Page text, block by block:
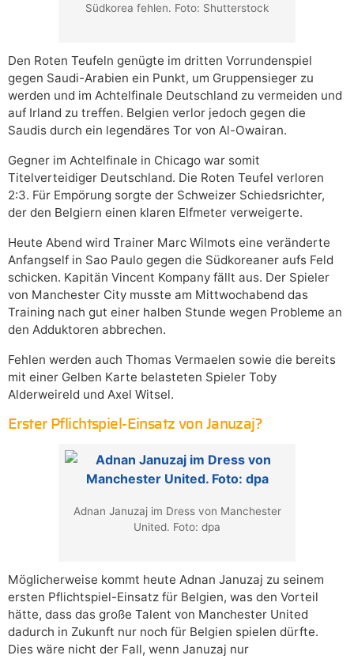
Südkorea fehlen. Foto: Shutterstock
Den Roten Teufeln genügte im dritten Vorrundenspiel
gegen Saudi-Arabien ein Punkt, um Gruppensieger zu
werden und im Achtelfinale Deutschland zu vermeiden und
auf Irland zu treffen. Belgien verlor jedoch gegen die
Saudis durch ein legendäres Tor von Al-Owairan.
Gegner im Achtelfinale in Chicago war somit
Titelverteidiger Deutschland. Die Roten Teufel verloren
2:3. Für Empörung sorgte der Schweizer Schiedsrichter,
der den Belgiern einen klaren Elfmeter verweigerte.
Heute Abend wird Trainer Marc Wilmots eine veränderte
Anfangself in Sao Paulo gegen die Südkoreaner aufs Feld
schicken. Kapitän Vincent Kompany fällt aus. Der Spieler
von Manchester City musste am Mittwochabend das
Training nach gut einer halben Stunde wegen Probleme an
den Adduktoren abbrechen.
Fehlen werden auch Thomas Vermaelen sowie die bereits
mit einer Gelben Karte belasteten Spieler Toby
Alderweireld und Axel Witsel.
Erster Pflichtspiel-Einsatz von Januzaj?
Adnan Januzaj im Dress von Manchester
United. Foto: dpa
Möglicherweise kommt heute Adnan Januzaj zu seinem
ersten Pflichtspiel-Einsatz für Belgien, was den Vorteil
hätte, dass das große Talent von Manchester United
dadurch in Zukunft nur noch für Belgien spielen dürfte.
Dies wäre nicht der Fall, wenn Januzaj nur